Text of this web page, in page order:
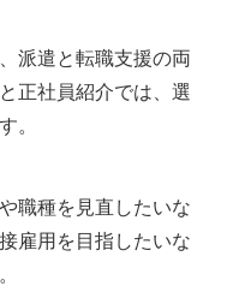
派遣と転職支援の両
正社員紹介では、選
。
職種を見直したいな
雇用を目指したいな